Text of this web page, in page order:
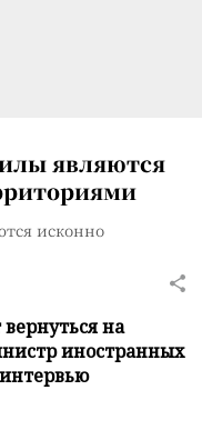
являются
исконно
на
иностранных